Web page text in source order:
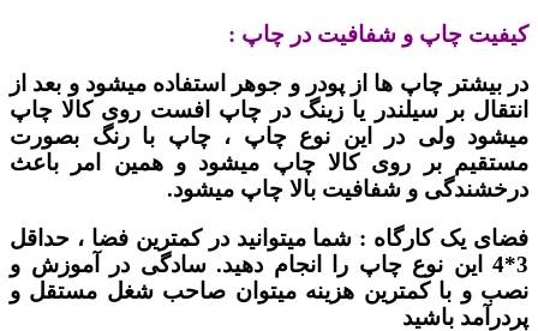
کیفیت چاپ و شفافیت در چاپ :
در بیشتر چاپ ها از پودر و جوهر استفاده میشود و بعد از
انتقال بر سیلندر یا زینگ در چاپ افست روی کالا چاپ
میشود ولی در این نوع چاپ ، چاپ با رنگ بصورت
مستقیم بر روی کالا چاپ میشود و همین امر باعث
درخشندگی و شفافیت بالا چاپ میشود.
فضای یک کارگاه : شما میتوانید در کمترین فضا ، حداقل
3*4 این نوع چاپ را انجام دهید. سادگی در آموزش و
نصب و با کمترین هزینه میتوان صاحب شغل مستقل و
پردرآمد باشید